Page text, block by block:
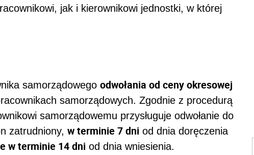
jak i kierownikowi jednostki, w której
samorządowego odwołania od ceny okresowej
samorządowych. Zgodnie z procedurą
samorządowemu przysługuje odwołanie do
zatrudniony, w terminie 7 dni od dnia doręczenia
w terminie 14 dni od dnia wniesienia.